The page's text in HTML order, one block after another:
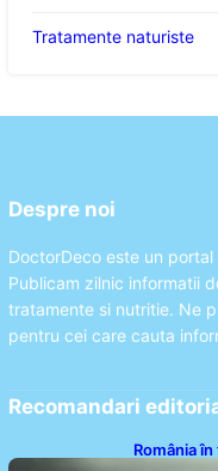
Tratamente naturiste
Despre noi
DoctorDeco este un
Publicam zilnic informatii
tratamente si nutritie. Ne
pentru cei care cauta
Recomandari
România